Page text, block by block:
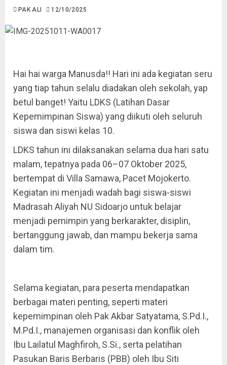
PAK ALI 12/10/2025
Hai hai warga Manusda!! Hari ini ada kegiatan seru
yang tiap tahun selalu diadakan oleh sekolah, yap
betul banget! Yaitu LDKS (Latihan Dasar
Kepemimpinan Siswa) yang diikuti oleh seluruh
siswa dan siswi kelas 10.
LDKS tahun ini dilaksanakan selama dua hari satu
malam, tepatnya pada 06–07 Oktober 2025,
bertempat di Villa Samawa, Pacet Mojokerto.
Kegiatan ini menjadi wadah bagi siswa-siswi
Madrasah Aliyah NU Sidoarjo untuk belajar
menjadi pemimpin yang berkarakter, disiplin,
bertanggung jawab, dan mampu bekerja sama
dalam tim.
Selama kegiatan, para peserta mendapatkan
berbagai materi penting, seperti materi
kepemimpinan oleh Pak Akbar Satyatama, S.Pd.I.,
M.Pd.I., manajemen organisasi dan konflik oleh
Ibu Lailatul Maghfiroh, S.Si., serta pelatihan
Pasukan Baris Berbaris (PBB) oleh Ibu Siti